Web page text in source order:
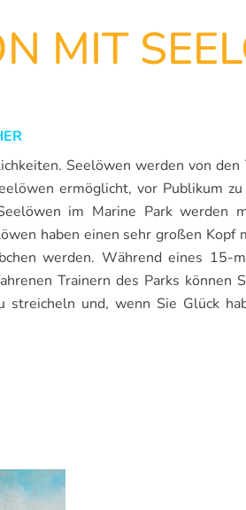
MIT
Seelöwen werden von den
ermöglicht, vor Publikum zu
im Marine Park werden
haben einen sehr großen Kopf
werden. Während eines 15-
Trainern des Parks können
streicheln und, wenn Sie Glück